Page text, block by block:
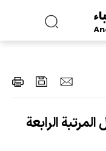
الرابعة